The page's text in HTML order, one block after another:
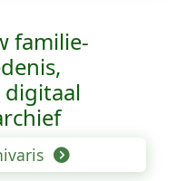
familie­
digitaal